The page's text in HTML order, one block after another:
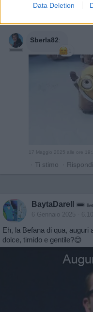
Data Deletion
17 Maggio 2025 alle ore
Sberla82:
1
17 Maggio 2025 alle ore
· Ti stimo · Rispondi
BaytaDarell
6 Gennaio 2025 -
Eh, la Befana di qua, auguri
dolce, timido e gentile?😊